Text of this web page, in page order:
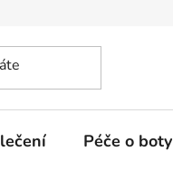
na prodejny
Péče o boty